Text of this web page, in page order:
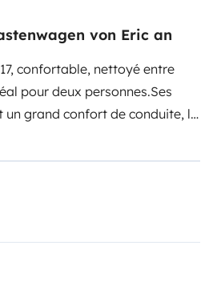
von Eric an
confortable, nettoyé entre
pour deux personnes.Ses
un grand confort de conduite, le
de la climatisation et d'un
maniable, facile à garer, c'est
périples à travers des
un atout lors de vos